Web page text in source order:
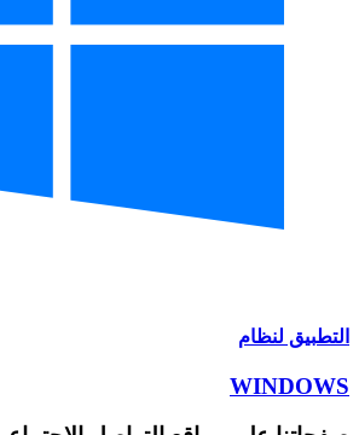
التطبيق لنظام
WINDOWS